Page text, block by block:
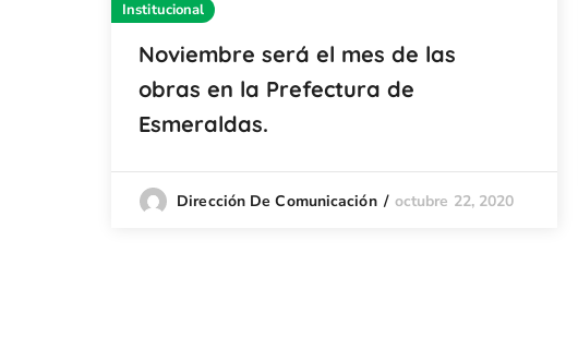
Institucional
Noviembre será el mes de las
obras en la Prefectura de
Esmeraldas.
Dirección De Comunicación octubre 22, 2020